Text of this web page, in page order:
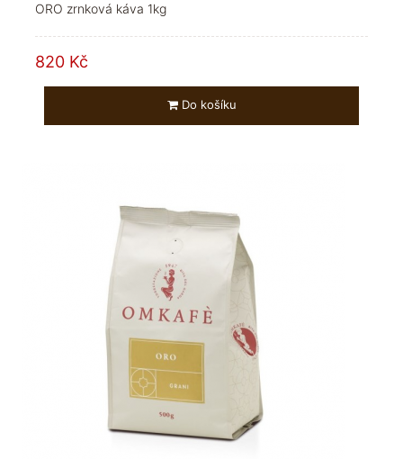
ORO zrnková káva 1kg
820 Kč
Do košíku